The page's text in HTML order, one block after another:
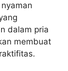
dalam pria
membuat